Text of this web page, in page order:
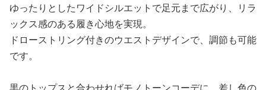
ゆったりとしたワイドシルエットで足元まで広がり、リラ
ックス感のある履き心地を実現。
ドローストリング付きのウエストデザインで、調節も可能
です。